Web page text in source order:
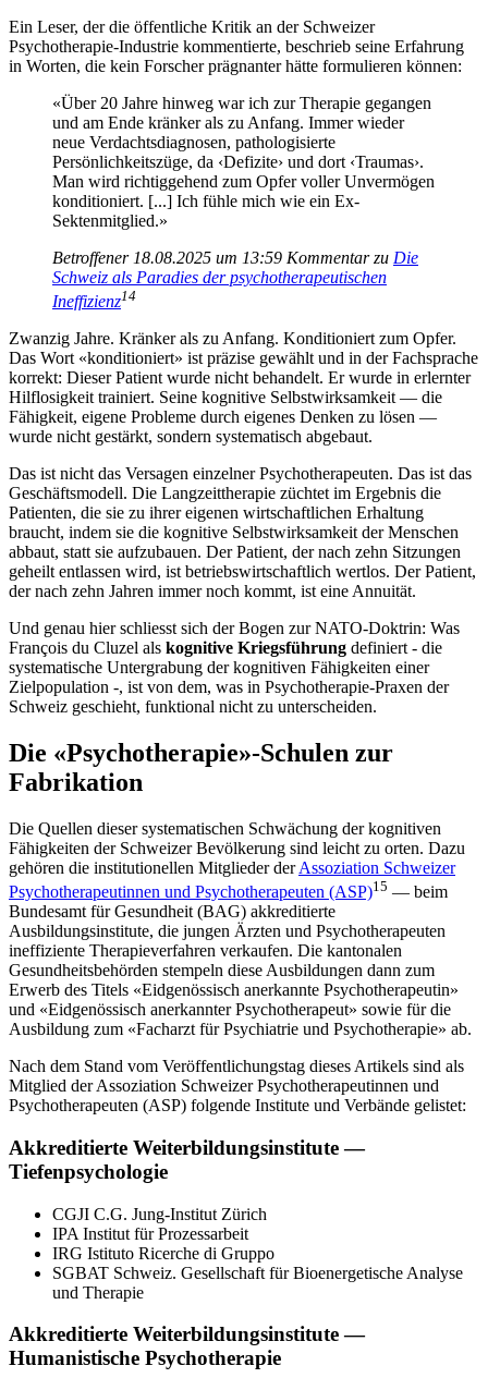
Ein Leser, der die öffentliche Kritik an der Schweizer
Psychotherapie-Industrie kommentierte, beschrieb seine Erfahrung
in Worten, die kein Forscher prägnanter hätte formulieren können:
«Über 20 Jahre hinweg war ich zur Therapie gegangen
und am Ende kränker als zu Anfang. Immer wieder
neue Verdachtsdiagnosen, pathologisierte
Persönlichkeitszüge, da ‹Defizite› und dort ‹Traumas›.
Man wird richtiggehend zum Opfer voller Unvermögen
konditioniert. [...] Ich fühle mich wie ein Ex-
Sektenmitglied.»
Betroffener 18.08.2025 um 13:59 Kommentar zu Die
Schweiz als Paradies der psychotherapeutischen
Ineffizienz14
Zwanzig Jahre. Kränker als zu Anfang. Konditioniert zum Opfer.
Das Wort «konditioniert» ist präzise gewählt und in der Fachsprache
korrekt: Dieser Patient wurde nicht behandelt. Er wurde in erlernter
Hilflosigkeit trainiert. Seine kognitive Selbstwirksamkeit — die
Fähigkeit, eigene Probleme durch eigenes Denken zu lösen —
wurde nicht gestärkt, sondern systematisch abgebaut.
Das ist nicht das Versagen einzelner Psychotherapeuten. Das ist das
Geschäftsmodell. Die Langzeittherapie züchtet im Ergebnis die
Patienten, die sie zu ihrer eigenen wirtschaftlichen Erhaltung
braucht, indem sie die kognitive Selbstwirksamkeit der Menschen
abbaut, statt sie aufzubauen. Der Patient, der nach zehn Sitzungen
geheilt entlassen wird, ist betriebswirtschaftlich wertlos. Der Patient,
der nach zehn Jahren immer noch kommt, ist eine Annuität.
Und genau hier schliesst sich der Bogen zur NATO-Doktrin: Was
François du Cluzel als kognitive Kriegsführung definiert - die
systematische Untergrabung der kognitiven Fähigkeiten einer
Zielpopulation -, ist von dem, was in Psychotherapie-Praxen der
Schweiz geschieht, funktional nicht zu unterscheiden.
Die «Psychotherapie»-Schulen zur
Fabrikation
Die Quellen dieser systematischen Schwächung der kognitiven
Fähigkeiten der Schweizer Bevölkerung sind leicht zu orten. Dazu
gehören die institutionellen Mitglieder derAssoziation Schweizer
Psychotherapeutinnen und Psychotherapeuten (ASP)15 — beim
Bundesamt für Gesundheit (BAG) akkreditierte
Ausbildungsinstitute, die jungen Ärzten und Psychotherapeuten
ineffiziente Therapieverfahren verkaufen. Die kantonalen
Gesundheitsbehörden stempeln diese Ausbildungen dann zum
Erwerb des Titels «Eidgenössisch anerkannte Psychotherapeutin»
und «Eidgenössisch anerkannter Psychotherapeut» sowie für die
Ausbildung zum «Facharzt für Psychiatrie und Psychotherapie» ab.
Nach dem Stand vom Veröffentlichungstag dieses Artikels sind als
Mitglied der Assoziation Schweizer Psychotherapeutinnen und
Psychotherapeuten (ASP) folgende Institute und Verbände gelistet:
Akkreditierte Weiterbildungsinstitute —
Tiefenpsychologie
CGJI C.G. Jung-Institut Zürich
IPA Institut für Prozessarbeit
IRG Istituto Ricerche di Gruppo
SGBAT Schweiz. Gesellschaft für Bioenergetische Analyse
und Therapie
Akkreditierte Weiterbildungsinstitute —
Humanistische Psychotherapie